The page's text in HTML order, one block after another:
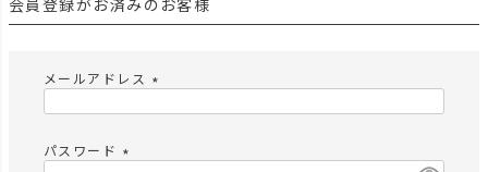
メールアドレス
)
パスワード